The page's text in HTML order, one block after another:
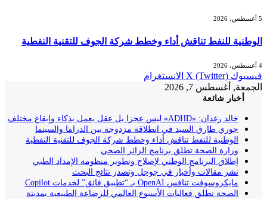
الوطنية للنفط تناقش أداء وخطط شركة الجوف للتقنية النفطية
فيسبوك X (Twitter) الانستغرام
الجمعة, أغسطس 7, 2026
أخبار شائعة
خالد رغدان: «ADHD» ليس عجزا بل عقل يعمل بذكاء وإيقاع مختلف
جوري طارق السيد في انطلاقة مزدوجة بين الدراما والسينما
الوطنية للنفط تناقش أداء وخطط شركة الجوف للتقنية النفطية
وزارة الصحة تطلق برنامج الزائر الصحي
إطلاق البرنامج الوطني لإصلاح وتطوير منظومة الإمداد الطبي
نشر مقالات وأخبار في جوجل وتصدر نتائج البحث
مايكروسوفت تنافس OpenAI بـ “تطبيق فائق” لخدمات Copilot
الصحة تطلق فعاليات الأسبوع العالمي للرضاعة الطبيعية بمدينة